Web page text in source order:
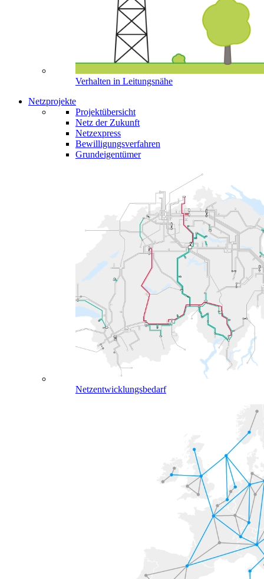
Verhalten in Leitungsnähe
Netzprojekte
Projektübersicht
Netz der Zukunft
Netzexpress
Bewilligungsverfahren
Grundeigentümer
Netzentwicklungsbedarf